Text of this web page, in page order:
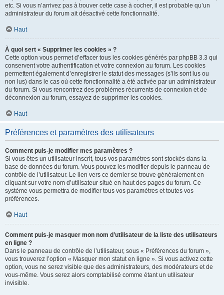
etc. Si vous n’arrivez pas à trouver cette case à cocher, il est probable qu’un
administrateur du forum ait désactivé cette fonctionnalité.
Haut
À quoi sert « Supprimer les cookies » ?
Cette option vous permet d’effacer tous les cookies générés par phpBB 3.3 qui
conservent votre authentification et votre connexion au forum. Les cookies
permettent également d’enregistrer le statut des messages (s’ils sont lus ou
non lus) dans le cas où cette fonctionnalité a été activée par un administrateur
du forum. Si vous rencontrez des problèmes récurrents de connexion et de
déconnexion au forum, essayez de supprimer les cookies.
Haut
Préférences et paramètres des utilisateurs
Comment puis-je modifier mes paramètres ?
Si vous êtes un utilisateur inscrit, tous vos paramètres sont stockés dans la
base de données du forum. Vous pouvez les modifier depuis le panneau de
contrôle de l’utilisateur. Le lien vers ce dernier se trouve généralement en
cliquant sur votre nom d’utilisateur situé en haut des pages du forum. Ce
système vous permettra de modifier tous vos paramètres et toutes vos
préférences.
Haut
Comment puis-je masquer mon nom d’utilisateur de la liste des utilisateurs
en ligne ?
Dans le panneau de contrôle de l’utilisateur, sous « Préférences du forum »,
vous trouverez l’option « Masquer mon statut en ligne ». Si vous activez cette
option, vous ne serez visible que des administrateurs, des modérateurs et de
vous-même. Vous serez alors comptabilisé comme étant un utilisateur
invisible.